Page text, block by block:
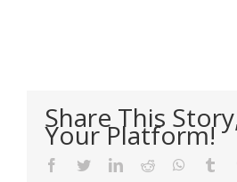
Share This
Your Platform!
Facebook
TwitterLinkedIn
Reddit